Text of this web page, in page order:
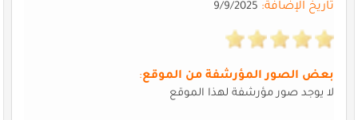
تاريخ الإضافة:9/9/2025
بعض الصور المؤرشفة من الموقع:
لا يوجد صور مؤرشفة لهذا الموقع